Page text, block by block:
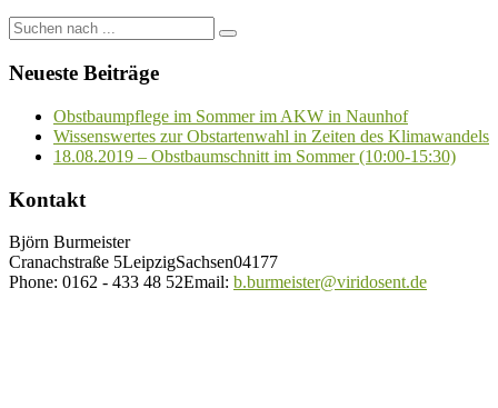
Neueste Beiträge
Obstbaumpflege im Sommer im AKW in Naunhof
Wissenswertes zur Obstartenwahl in Zeiten des Klimawandels
18.08.2019 – Obstbaumschnitt im Sommer (10:00-15:30)
Kontakt
Björn Burmeister
Cranachstraße 5LeipzigSachsen04177
Phone: 0162 - 433 48 52Email: b.burmeister@viridosent.de